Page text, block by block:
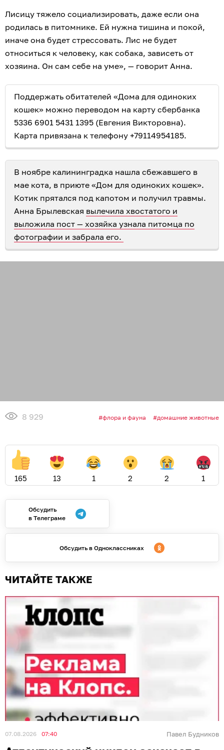
Лисицу тяжело социализировать, даже если она
родилась в питомнике. Ей нужна тишина и покой,
иначе она будет стрессовать. Лис не будет
относиться к человеку, как собака, зависеть от
хозяина. Он сам себе на уме», — говорит Анна.
Поддержать обитателей «Дома для одиноких
кошек» можно переводом на карту сбербанка
5336 6901 5431 1395 (Евгения Викторовна).
Карта привязана к телефону +79114954185.
В ноябре калининградка нашла сбежавшего в
мае кота, в приюте «Дом для одиноких кошек».
Котик прятался под капотом и получил травмы.
Анна Брылевская вылечила хвостатого и
выложила пост — хозяйка узнала питомца по
фотографии и забрала его.
8 929 флора и фауна домашние животные
165 13 1 2 2 1
Обсудить
в Телеграме
Обсудить в Одноклассниках
ЧИТАЙТЕ ТАКЖЕ
07.08.2026 07:40 Павел Будников